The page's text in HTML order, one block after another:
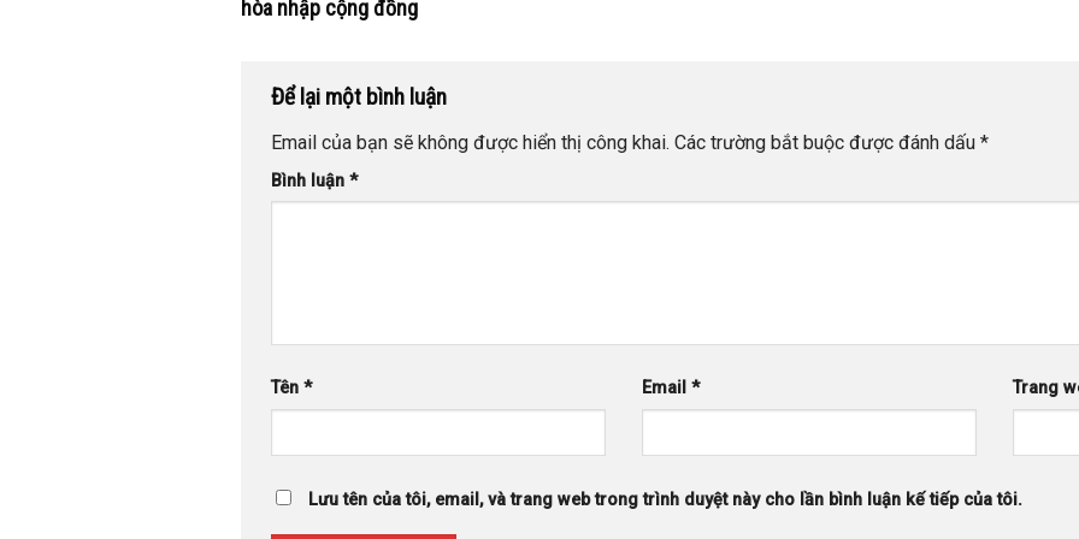
hòa nhập cộng đồng
Để lại một bình luận
Email của bạn sẽ không được hiển thị công khai. Các trường bắt buộc được đánh dấu *
Bình luận *
Tên * Email * Trang
Lưu tên của tôi, email, và trang web trong trình duyệt này cho lần bình luận kế tiếp của tôi.